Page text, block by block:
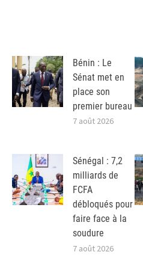
Bénin : Le
Sénat met en
place son
premier bureau
7 août 2026
Sénégal : 7,2
milliards de
FCFA
débloqués pour
faire face à la
soudure
7 août 2026